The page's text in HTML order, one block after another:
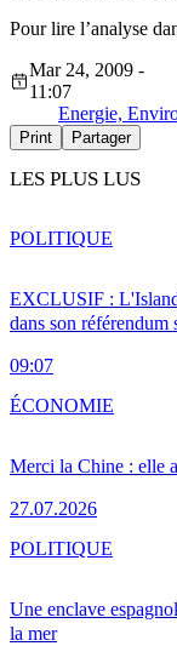
Pour lire l’analyse
Mar 24, 2009 -
11:07
Energie,
Print Partager
LES PLUS LUS
EXCLUSIF :
dans son référendum
09:07
POLITIQUE
Merci la Chine : elle
27.07.2026
ÉCONOMIE
Une enclave
la mer
POLITIQUE